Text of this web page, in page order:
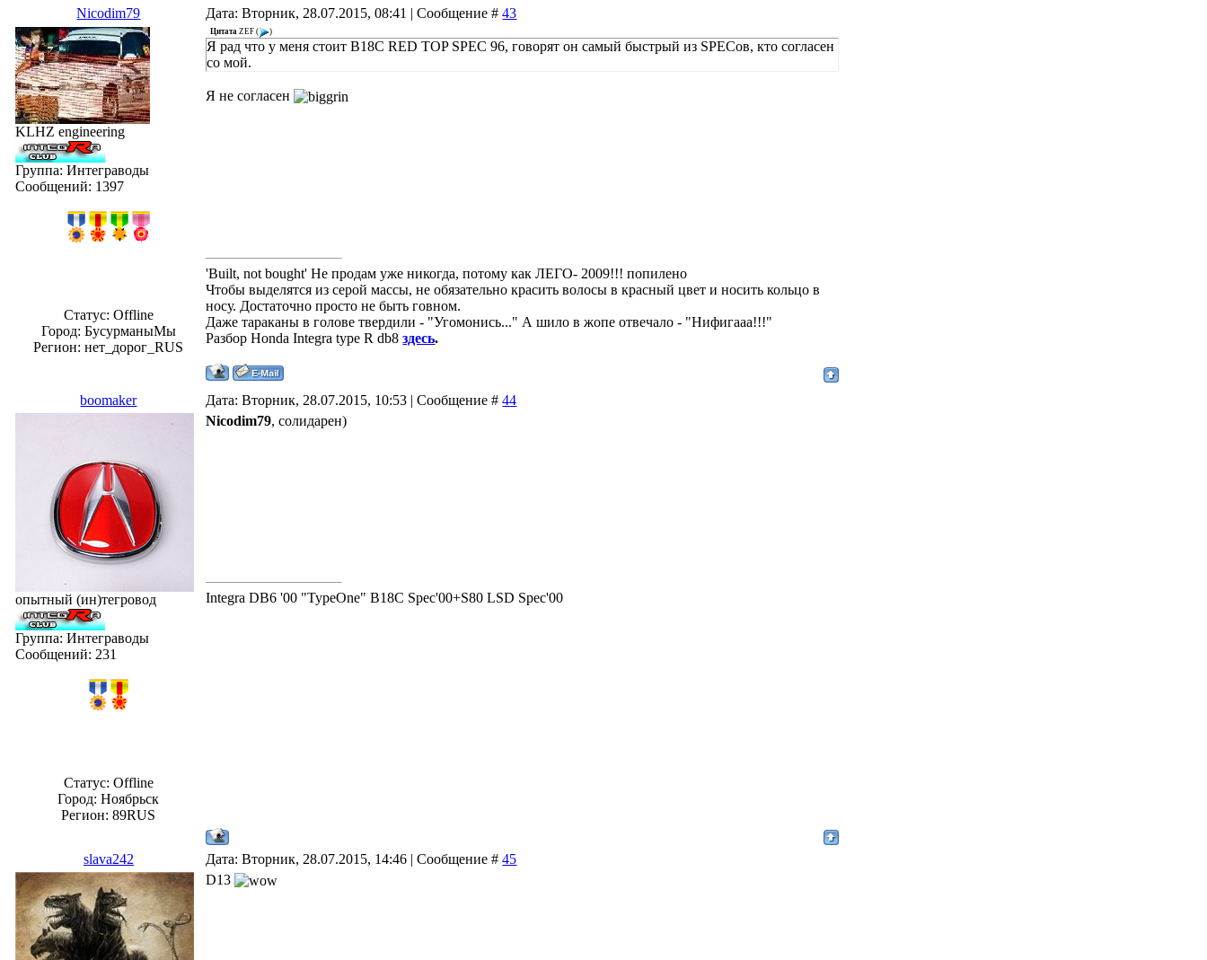
Nicodim79 Дата: Вторник, 28.07.2015, 08:41 | Сообщение #43
KLHZ engineering
Группа: Интеграводы
Сообщений: 1397
Статус: Offline
Город: БусурманыМы
Регион: нет_дорог_RUS
Цитата ZEF ( )
Я рад что у меня стоит B18C RED TOP SPEC 96, говорят он самый быстрый из SPECов, кто согласен
со мой.
Я не согласен
'Built, not bought' Не продам уже никогда, потому как ЛЕГО- 2009!!! попилено
Чтобы выделятся из серой массы, не обязательно красить волосы в красный цвет и носить кольцо в
носу. Достаточно просто не быть говном.
Даже тараканы в голове твердили - "Угомонись..." А шило в жопе отвечало - "Нифигааа!!!"
Разбор Honda Integra type R db8здесь.
boomaker Дата: Вторник, 28.07.2015, 10:53 | Сообщение #44
опытный (ин)тегровод
Группа: Интеграводы
Сообщений: 231
Статус: Offline
Город: Ноябрьск
Регион: 89RUS
Nicodim79, солидарен)
Integra DB6 '00 "TypeOne" B18C Spec'00+S80 LSD Spec'00
slava242 Дата: Вторник, 28.07.2015, 14:46 | Сообщение #45
D13